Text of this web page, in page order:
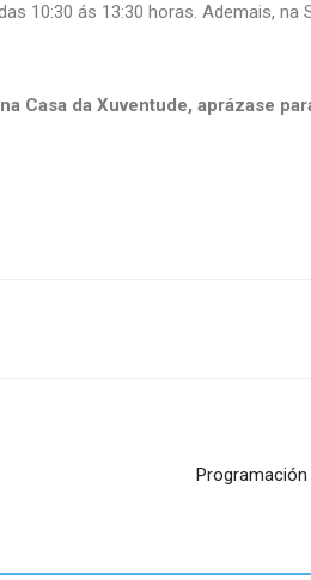
10:30 ás 13:30 horas. Ademais, na
Casa da Xuventude, aprázase